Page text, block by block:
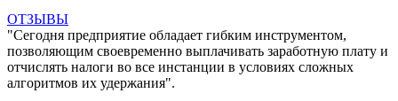
ОТЗЫВЫ
"Сегодня предприятие обладает гибким инструментом,
позволяющим своевременно выплачивать заработную плату и
отчислять налоги во все инстанции в условиях сложных
алгоритмов их удержания".